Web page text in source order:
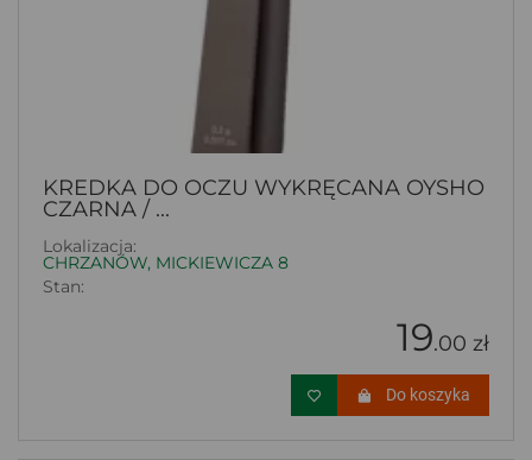
KREDKA DO OCZU WYKRĘCANA OYSHO
CZARNA / ...
Lokalizacja:
CHRZANÓW, MICKIEWICZA 8
Stan:
19.00 zł
Do koszyka